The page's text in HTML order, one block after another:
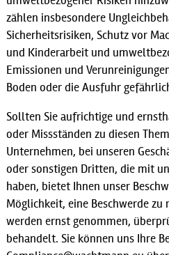
zählen insbesondere
Sicherheitsrisiken, Schutz vor
und Kinderarbeit und
Emissionen und
Boden oder die Ausfuhr
Sollten Sie aufrichtige und
oder Missständen zu diesen
Unternehmen, bei unseren
oder sonstigen Dritten, die mit
haben, bietet Ihnen unser
Möglichkeit, eine Beschwerde
werden ernst genommen,
behandelt. Sie können uns Ihre